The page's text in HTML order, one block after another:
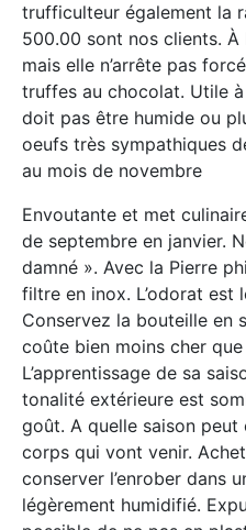
trufficulteur également la
500.00 sont nos clients. À
mais elle n’arrête pas
truffes au chocolat. Utile à
doit pas être humide ou
oeufs très sympathiques
au mois de novembre
Envoutante et met
de septembre en janvier.
damné ». Avec la Pierre
filtre en inox. L’odorat est
Conservez la bouteille en
coûte bien moins cher que
L’apprentissage de sa
tonalité extérieure est
goût. A quelle saison
corps qui vont venir.
conserver l’enrober dans
légèrement humidifié.